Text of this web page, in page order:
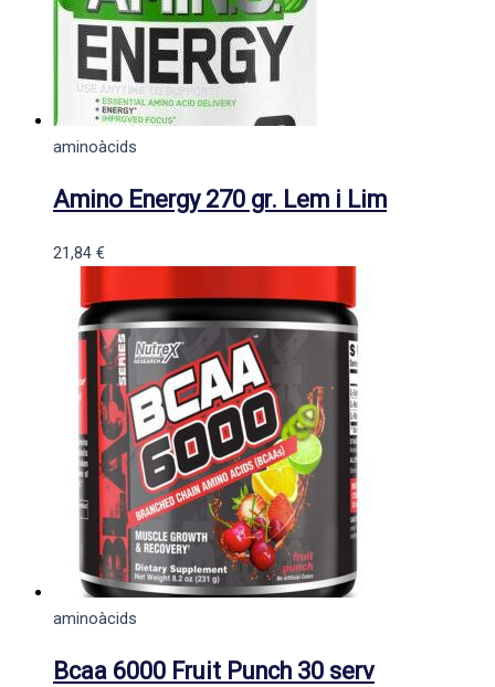
aminoàcids
Amino Energy 270 gr. Lem i Lim
21,84 €
aminoàcids
Bcaa 6000 Fruit Punch 30 serv